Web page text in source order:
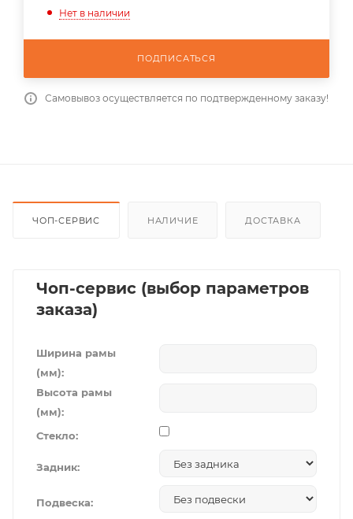
Нет в наличии
ПОДПИСАТЬСЯ
Самовывоз осуществляется по подтвержденному заказу!
ЧОП-СЕРВИС НАЛИЧИЕ ДОСТАВКА
Чоп-сервис (выбор параметров
заказа)
Ширина рамы
(мм):
Высота рамы
(мм):
Стекло:
Задник:
Подвеска: